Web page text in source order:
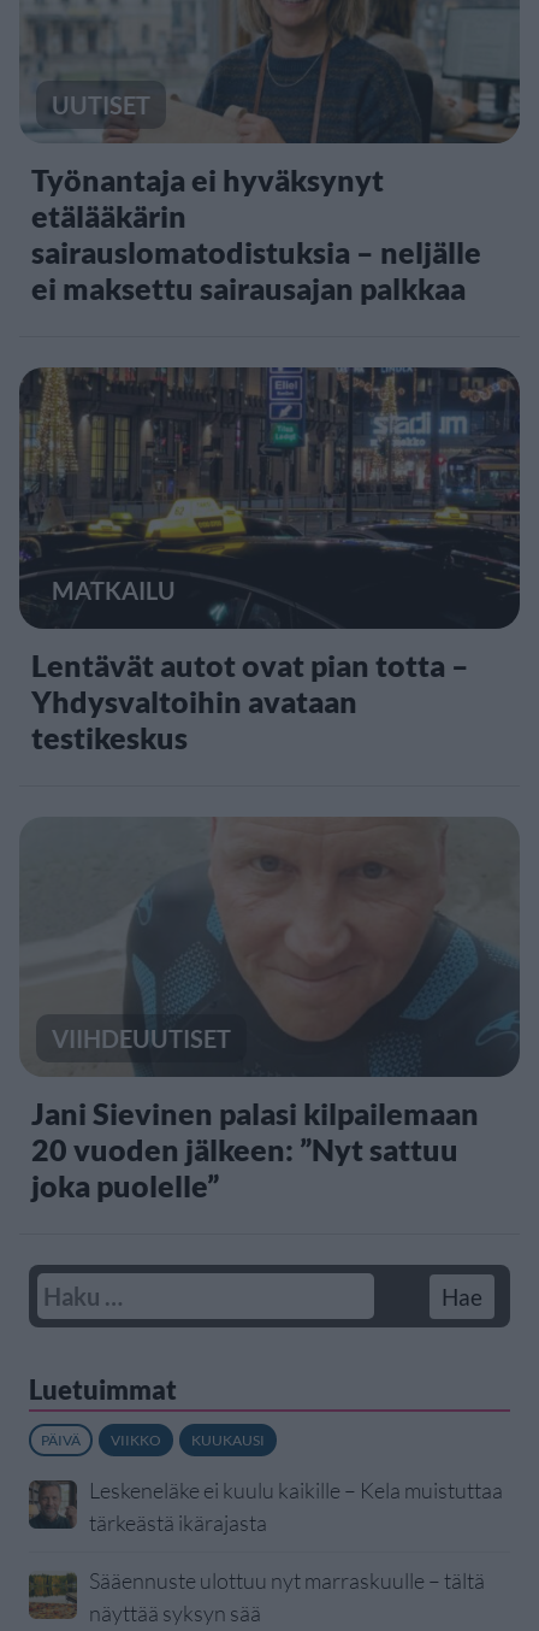
UUTISET
Työnantaja ei hyväksynyt
etälääkärin
sairauslomatodistuksia – neljälle
ei maksettu sairausajan palkkaa
MATKAILU
Lentävät autot ovat pian totta –
Yhdysvaltoihin avataan
testikeskus
VIIHDEUUTISET
Jani Sievinen palasi kilpailemaan
20 vuoden jälkeen: ”Nyt sattuu
joka puolelle”
Luetuimmat
PÄIVÄ VIIKKO KUUKAUSI
Leskeneläke ei kuulu kaikille – Kela muistuttaa
tärkeästä ikärajasta
Sääennuste ulottuu nyt marraskuulle – tältä
näyttää syksyn sää